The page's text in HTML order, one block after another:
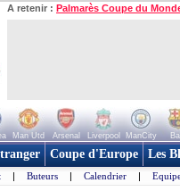
A retenir : Palmarès Coupe du
Man Utd Arsenal Liverpool ManCity
Coupe d'Europe Les
| Buteurs | Calendrier |